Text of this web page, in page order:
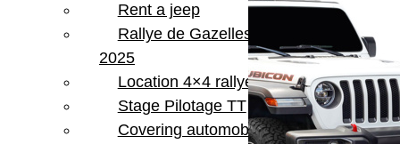
Rent a jeep
Rallye de Gazelles
2025
Location 4×4 rallye
Stage Pilotage TT
Covering automobile –